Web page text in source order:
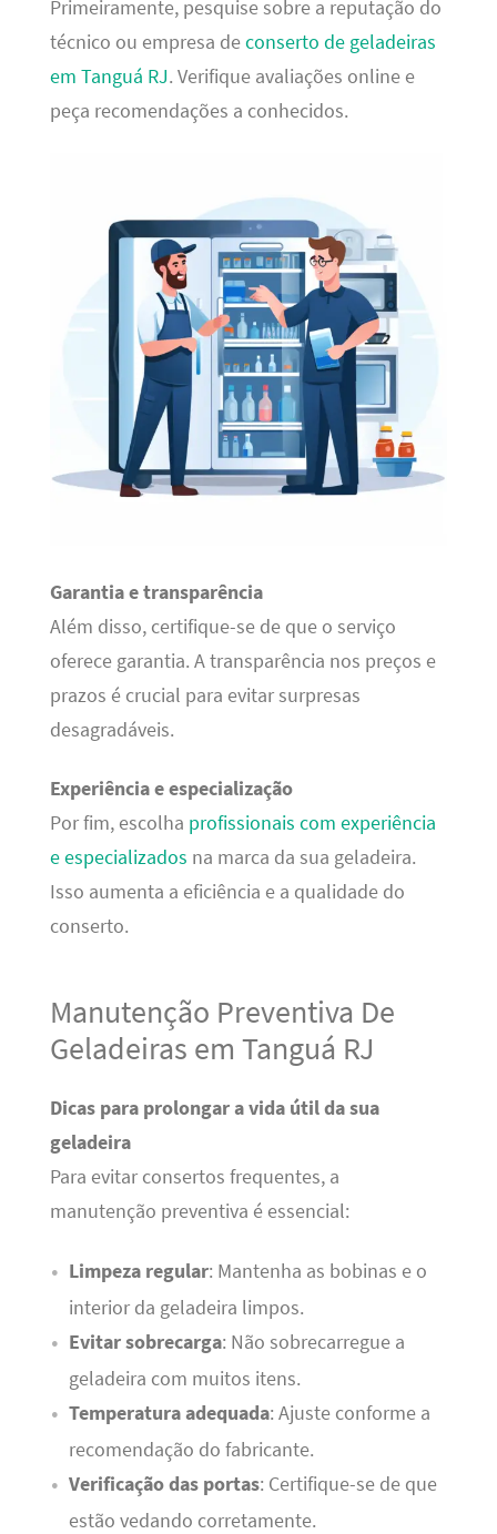
Primeiramente, pesquise sobre a reputação do
técnico ou empresa deconserto de geladeiras
em Tanguá RJ. Verifique avaliações online e
peça recomendações a conhecidos.
Garantia e transparência
Além disso, certifique-se de que o serviço
oferece garantia. A transparência nos preços e
prazos é crucial para evitar surpresas
desagradáveis.
Experiência e especialização
Por fim, escolha profissionais com experiência
e especializados na marca da sua geladeira.
Isso aumenta a eficiência e a qualidade do
conserto.
Manutenção Preventiva De
Geladeiras em Tanguá RJ
Dicas para prolongar a vida útil da sua
geladeira
Para evitar consertos frequentes, a
manutenção preventiva é essencial:
Limpeza regular: Mantenha as bobinas e o
interior da geladeira limpos.
Evitar sobrecarga: Não sobrecarregue a
geladeira com muitos itens.
Temperatura adequada: Ajuste conforme a
recomendação do fabricante.
Verificação das portas: Certifique-se de que
estão vedando corretamente.